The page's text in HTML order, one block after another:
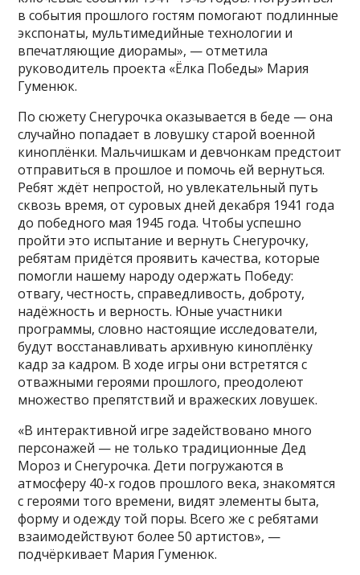
в события прошлого гостям помогают подлинные
экспонаты, мультимедийные технологии и
впечатляющие диорамы», — отметила
руководитель проекта «Ёлка Победы» Мария
Гуменюк.
По сюжету Снегурочка оказывается в беде — она
случайно попадает в ловушку старой военной
киноплёнки. Мальчишкам и девчонкам предстоит
отправиться в прошлое и помочь ей вернуться.
Ребят ждёт непростой, но увлекательный путь
сквозь время, от суровых дней декабря 1941 года
до победного мая 1945 года. Чтобы успешно
пройти это испытание и вернуть Снегурочку,
ребятам придётся проявить качества, которые
помогли нашему народу одержать Победу:
отвагу, честность, справедливость, доброту,
надёжность и верность. Юные участники
программы, словно настоящие исследователи,
будут восстанавливать архивную киноплёнку
кадр за кадром. В ходе игры они встретятся с
отважными героями прошлого, преодолеют
множество препятствий и вражеских ловушек.
«В интерактивной игре задействовано много
персонажей — не только традиционные Дед
Мороз и Снегурочка. Дети погружаются в
атмосферу 40-х годов прошлого века, знакомятся
с героями того времени, видят элементы быта,
форму и одежду той поры. Всего же с ребятами
взаимодействуют более 50 артистов», —
подчёркивает Мария Гуменюк.